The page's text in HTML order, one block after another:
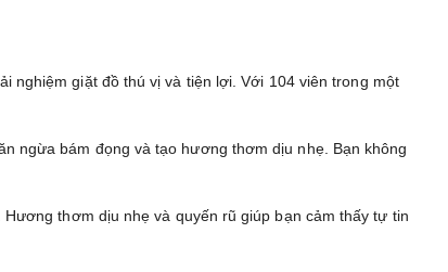
nghiệm giặt đồ thú vị và tiện lợi. Với 104 viên trong một
ngừa bám đọng và tạo hương thơm dịu nhẹ. Bạn không
thơm dịu nhẹ và quyến rũ giúp bạn cảm thấy tự tin